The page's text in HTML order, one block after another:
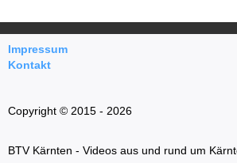
Impressum
Kontakt
Copyright © 2015 - 2026
BTV Kärnten - Videos aus und rund um